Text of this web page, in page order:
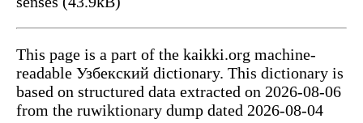
This page is a part of the kaikki.org machine-
readable Узбекский dictionary. This dictionary is
based on structured data extracted on 2026-08-06
from the ruwiktionary dump dated 2026-08-04